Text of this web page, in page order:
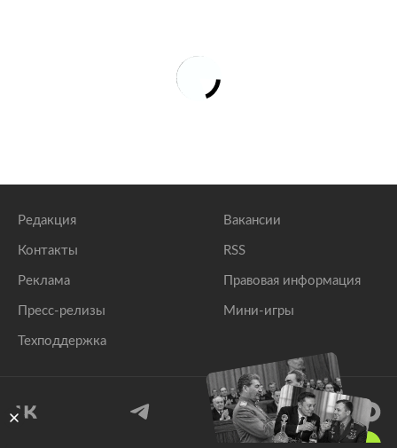
Редакция
Контакты
Реклама
Пресс-релизы
Техподдержка
Вакансии
RSS
Правовая информация
Мини-игры